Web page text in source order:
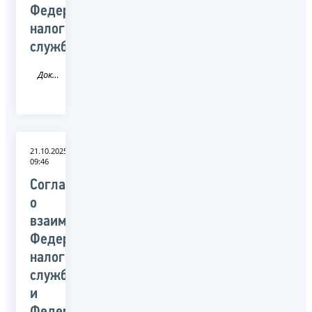
Федеральной
налоговой
службы
Документ
21.10.2025
09:46
Соглашение
о
взаимодействии
Федеральной
налоговой
службой
и